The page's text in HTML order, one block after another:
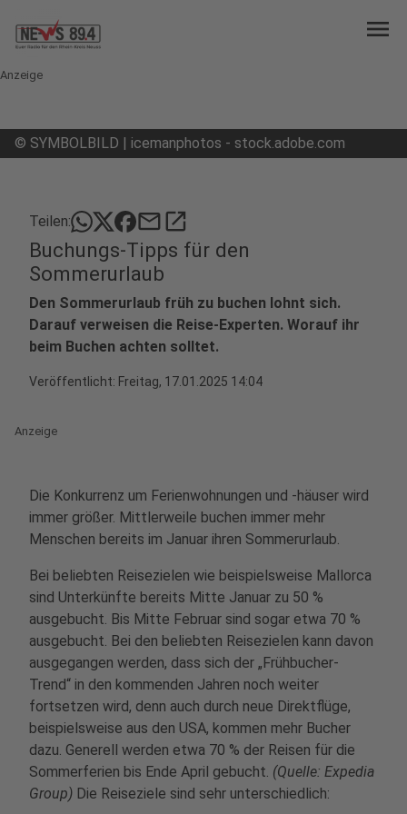
menu
Anzeige
© SYMBOLBILD | icemanphotos - stock.adobe.com
Teilen: mailopen_in_new
Buchungs-Tipps für den
Sommerurlaub
Den Sommerurlaub früh zu buchen lohnt sich.
Darauf verweisen die Reise-Experten. Worauf ihr
beim Buchen achten solltet.
Veröffentlicht: Freitag, 17.01.2025 14:04
Anzeige
Die Konkurrenz um Ferienwohnungen und -häuser wird
immer größer. Mittlerweile buchen immer mehr
Menschen bereits im Januar ihren Sommerurlaub.
Bei beliebten Reisezielen wie beispielsweise Mallorca
sind Unterkünfte bereits Mitte Januar zu 50 %
ausgebucht. Bis Mitte Februar sind sogar etwa 70 %
ausgebucht. Bei den beliebten Reisezielen kann davon
ausgegangen werden, dass sich der „Frühbucher-
Trend“ in den kommenden Jahren noch weiter
fortsetzen wird, denn auch durch neue Direktflüge,
beispielsweise aus den USA, kommen mehr Bucher
dazu. Generell werden etwa 70 % der Reisen für die
Sommerferien bis Ende April gebucht. (Quelle: Expedia
Group) Die Reiseziele sind sehr unterschiedlich: